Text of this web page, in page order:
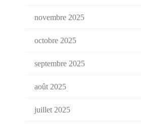
novembre 2025
octobre 2025
septembre 2025
août 2025
juillet 2025